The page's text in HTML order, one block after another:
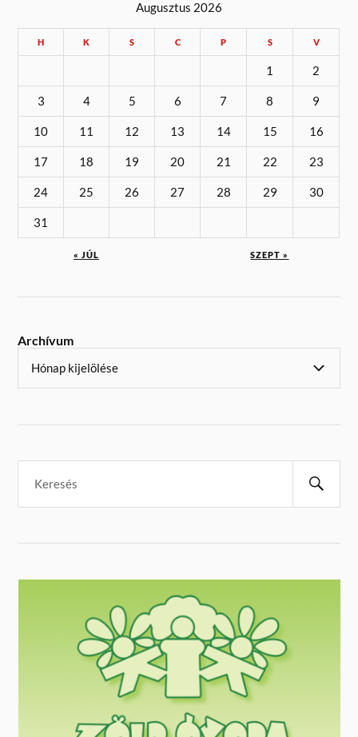
Augusztus 2026
H K S C P S V
1 2
3 4 5 6 7 8 9
10 11 12 13 14 15 16
17 18 19 20 21 22 23
24 25 26 27 28 29 30
31
« JÚL SZEPT »
Archívum